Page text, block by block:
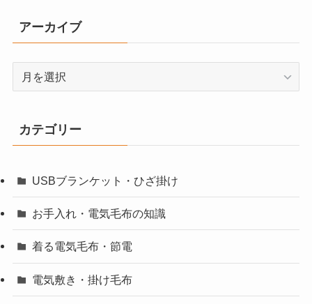
アーカイブ
ブ
カテゴリー
USBブランケット・ひざ掛け
お手入れ・電気毛布の知識
着る電気毛布・節電
電気敷き・掛け毛布